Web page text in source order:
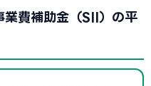
業費補助金（SII）の平